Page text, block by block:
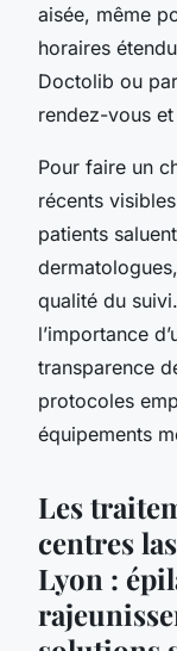
aisée, même
horaires
Doctolib ou
rendez-vous
Pour faire un
récents
patients
qualité du
l’importance
transparence
protocoles
équipements
Les
centres
Lyon :